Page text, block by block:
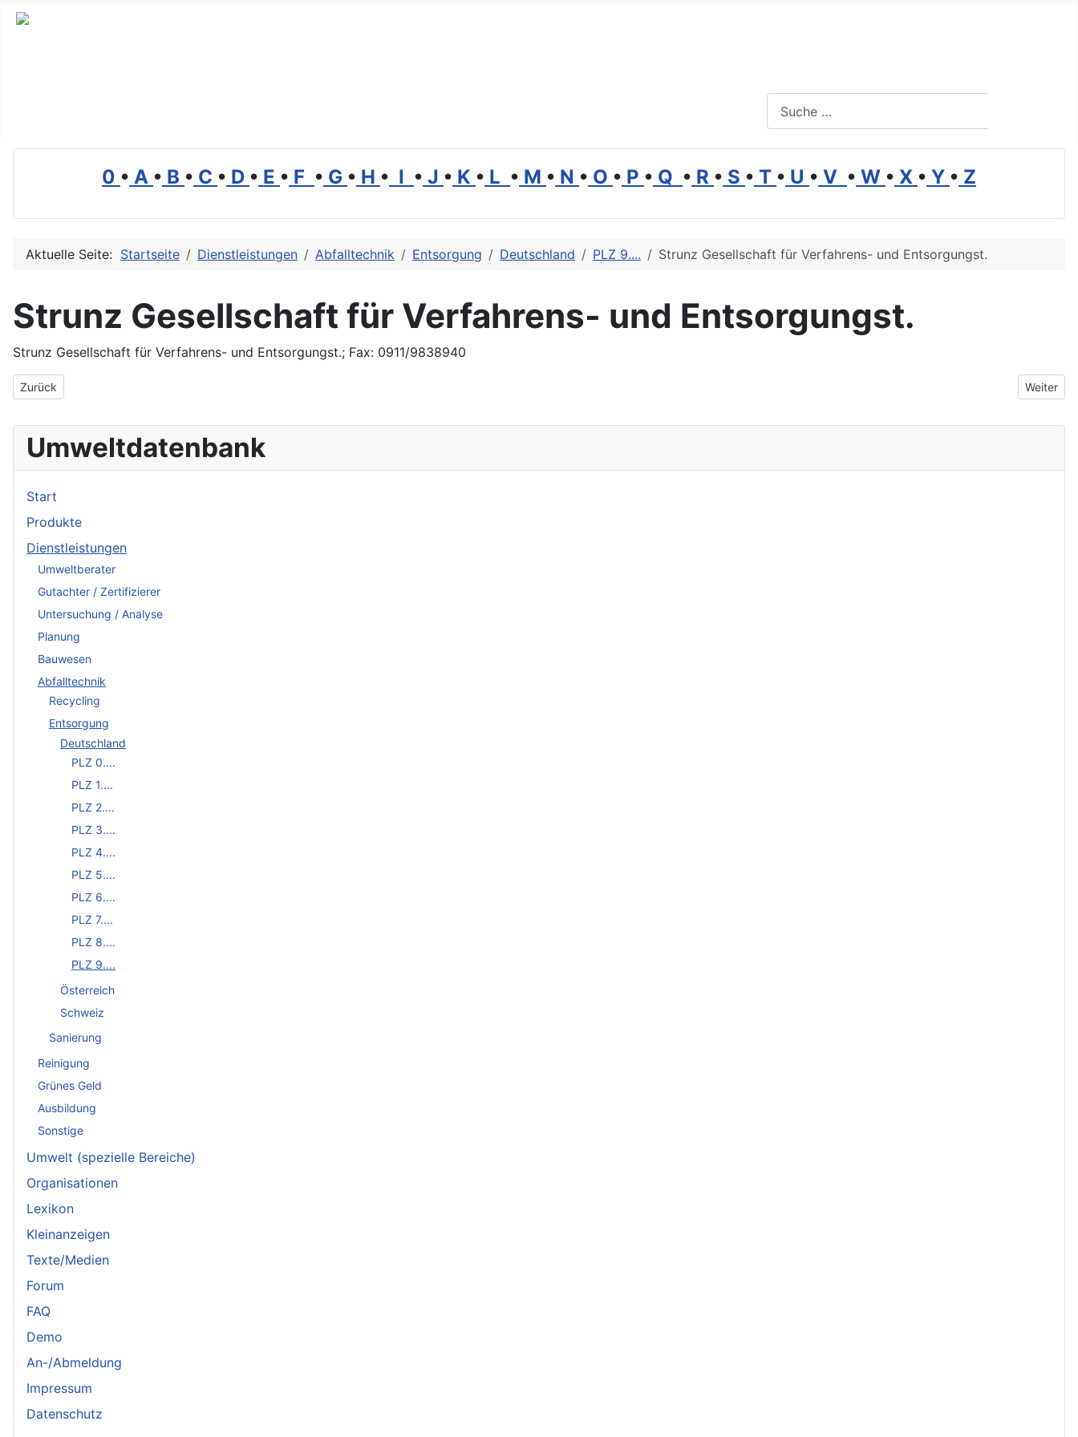
0 • A • B • C • D • E • F • G • H • I • J • K • L • M • N • O • P • Q • R • S • T • U • V • W • X • Y • Z
Aktuelle Seite: Startseite Dienstleistungen Abfalltechnik Entsorgung Deutschland PLZ 9.... Strunz Gesellschaft für Verfahrens- und Entsorgungst.
Strunz Gesellschaft für Verfahrens- und Entsorgungst.
Strunz Gesellschaft für Verfahrens- und Entsorgungst.; Fax: 0911/9838940
Vorheriger Beitrag: Steffen Meßtechnik Vertriebsges. für Automatisierungs-und Prozeßleittechnik mbH
Zurück Nächster
Weiter
Umweltdatenbank
Start
Produkte
Dienstleistungen
Umweltberater
Gutachter / Zertifizierer
Untersuchung / Analyse
Planung
Bauwesen
Abfalltechnik
Recycling
Entsorgung
Deutschland
PLZ 0....
PLZ 1....
PLZ 2....
PLZ 3....
PLZ 4....
PLZ 5....
PLZ 6....
PLZ 7....
PLZ 8....
PLZ 9....
Österreich
Schweiz
Sanierung
Reinigung
Grünes Geld
Ausbildung
Sonstige
Umwelt (spezielle Bereiche)
Organisationen
Lexikon
Kleinanzeigen
Texte/Medien
Forum
FAQ
Demo
An-/Abmeldung
Impressum
Datenschutz